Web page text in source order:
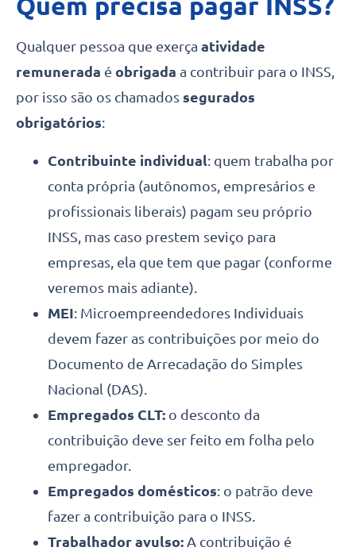
Qualquer pessoa que exerça atividade
remunerada é obrigada a contribuir para o INSS,
por isso são os chamados segurados
obrigatórios:
Contribuinte individual: quem trabalha por
conta própria (autônomos, empresários e
profissionais liberais) pagam seu próprio
INSS, mas caso prestem seviço para
empresas, ela que tem que pagar (conforme
veremos mais adiante).
MEI: Microempreendedores Individuais
devem fazer as contribuições por meio do
Documento de Arrecadação do Simples
Nacional (DAS).
Empregados CLT: o desconto da
contribuição deve ser feito em folha pelo
empregador.
Empregados domésticos: o patrão deve
fazer a contribuição para o INSS.
Trabalhador avulso: A contribuição é